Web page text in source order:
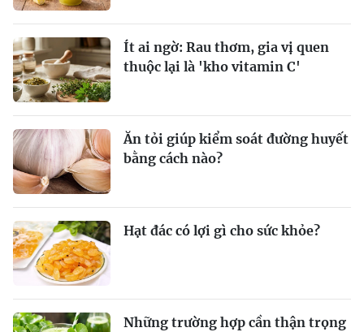
Ít ai ngờ: Rau thơm, gia vị quen
thuộc lại là 'kho vitamin C'
Ăn tỏi giúp kiểm soát đường huyết
bằng cách nào?
Hạt đác có lợi gì cho sức khỏe?
Những trường hợp cần thận trọng